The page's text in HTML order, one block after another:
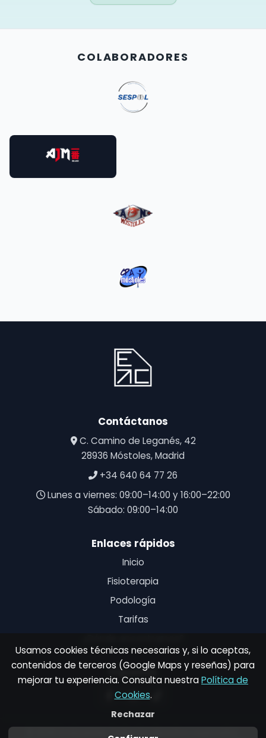
COLABORADORES
Contáctanos
C. Camino de Leganés, 42
28936 Móstoles, Madrid
+34 640 64 77 26
Lunes a viernes: 09:00–14:00 y 16:00–22:00
Sábado: 09:00–14:00
Enlaces rápidos
Inicio
Fisioterapia
Podología
Tarifas
Síguenos
Evolucenter. Todos los derechos reservados.
Usamos cookies técnicas necesarias y, si lo aceptas,
contenidos de terceros (Google Maps y reseñas) para
mejorar tu experiencia. Consulta nuestraPolítica de
Cookies.
Rechazar